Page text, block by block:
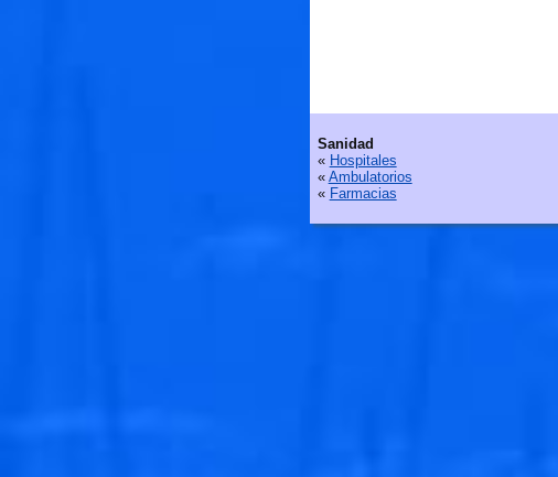
Sanidad
« Hospitales
« Ambulatorios
« Farmacias